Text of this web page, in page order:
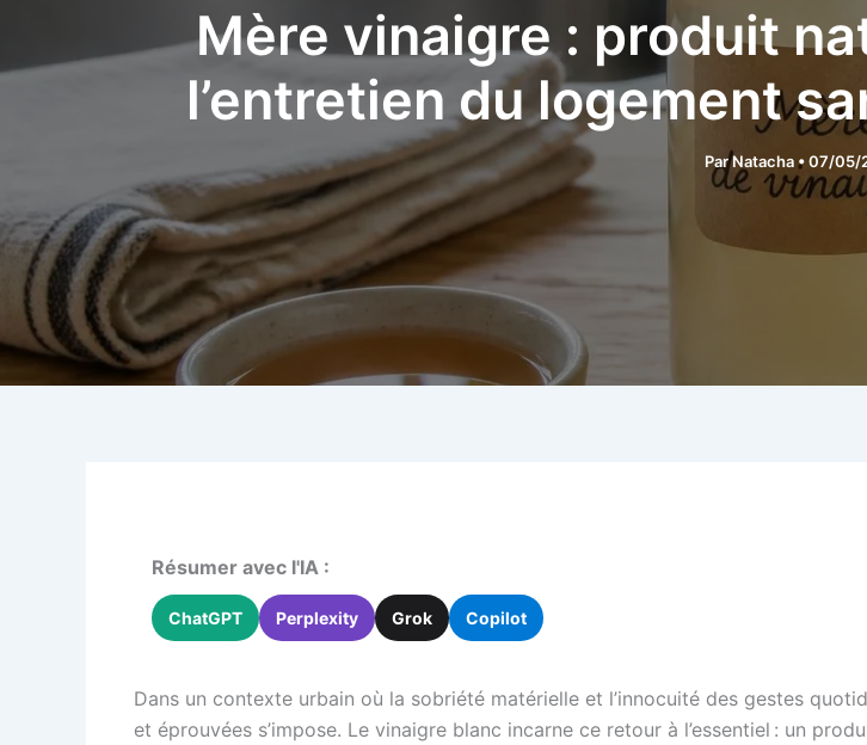
Mère vinaigre : produit
l’entretien du logement
ParNatacha •07/05/
Résumer avec l'IA :
ChatGPT Perplexity Grok Copilot
Dans un contexte urbain où la sobriété matérielle et l’innocuité des gestes
et éprouvées s’impose. Le vinaigre blanc incarne ce retour à l’essentiel : un